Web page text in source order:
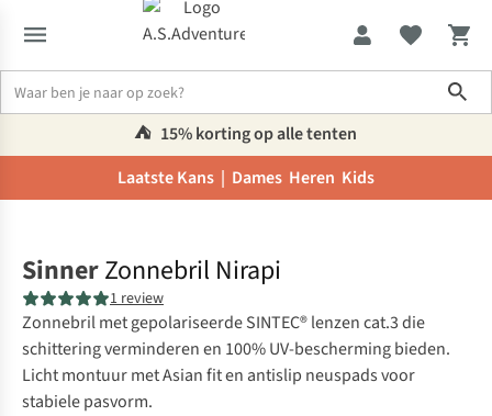
⛺️ 15% korting op alle tenten
Laatste Kans | Dames Heren Kids
SinnerZonnebril Nirapi
1 review
Zonnebril met gepolariseerde SINTEC® lenzen cat.3 die
schittering verminderen en 100% UV-bescherming bieden.
Licht montuur met Asian fit en antislip neuspads voor
stabiele pasvorm.